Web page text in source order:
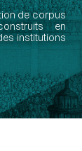
de corpus
en
institutions